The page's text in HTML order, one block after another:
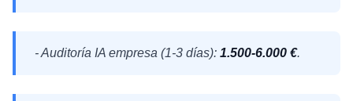
- Auditoría IA empresa (1-3 días): 1.500-6.000 €.